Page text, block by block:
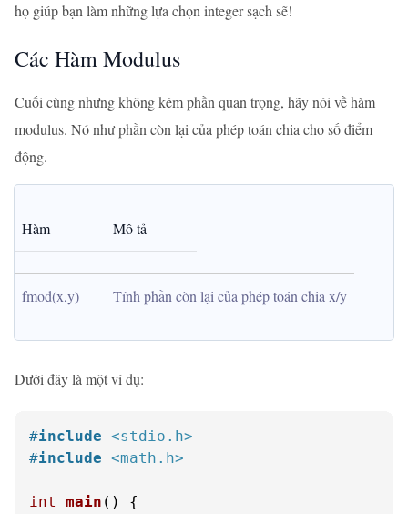
họ giúp bạn làm những lựa chọn integer sạch sẽ!
Các Hàm Modulus
Cuối cùng nhưng không kém phần quan trọng, hãy nói về hàm
modulus. Nó như phần còn lại của phép toán chia cho số điểm
động.
Hàm Mô tả
fmod(x,y) Tính phần còn lại của phép toán chia x/y
Dưới đây là một ví dụ:
#include <stdio.h>
#include <math.h>
int main ()